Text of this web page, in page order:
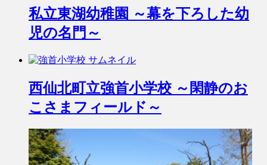
私立東湖幼稚園 ～幕を下ろした幼
児の名門～
西仙北町立強首小学校 ～閑静のお
こさまフィールド～